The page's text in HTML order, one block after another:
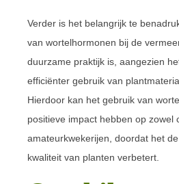
Verder is het belangrijk te
van wortelhormonen bij de
duurzame praktijk is, aangezien
efficiënter gebruik van
Hierdoor kan het gebruik van
positieve impact hebben op zowel
amateurkwekerijen, doordat het
kwaliteit van planten verbetert.